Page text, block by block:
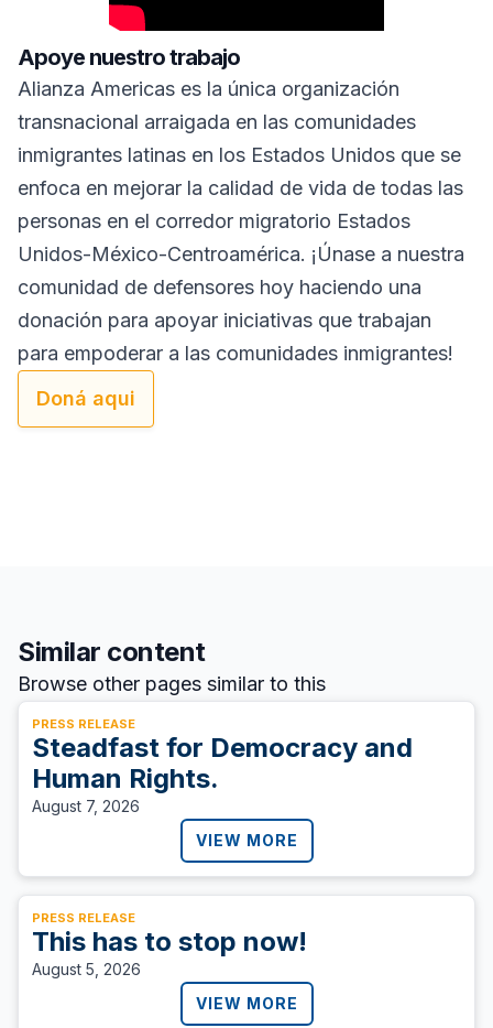
Apoye nuestro trabajo
Alianza Americas es la única organización
transnacional arraigada en las comunidades
inmigrantes latinas en los Estados Unidos que se
enfoca en mejorar la calidad de vida de todas las
personas en el corredor migratorio Estados
Unidos-México-Centroamérica. ¡Únase a nuestra
comunidad de defensores hoy haciendo una
donación para apoyar iniciativas que trabajan
para empoderar a las comunidades inmigrantes!
Doná aqui
Similar content
Browse other pages similar to this
PRESS RELEASE
Steadfast for Democracy and
Human Rights.
August 7, 2026
VIEW MORE
PRESS RELEASE
This has to stop now!
August 5, 2026
VIEW MORE